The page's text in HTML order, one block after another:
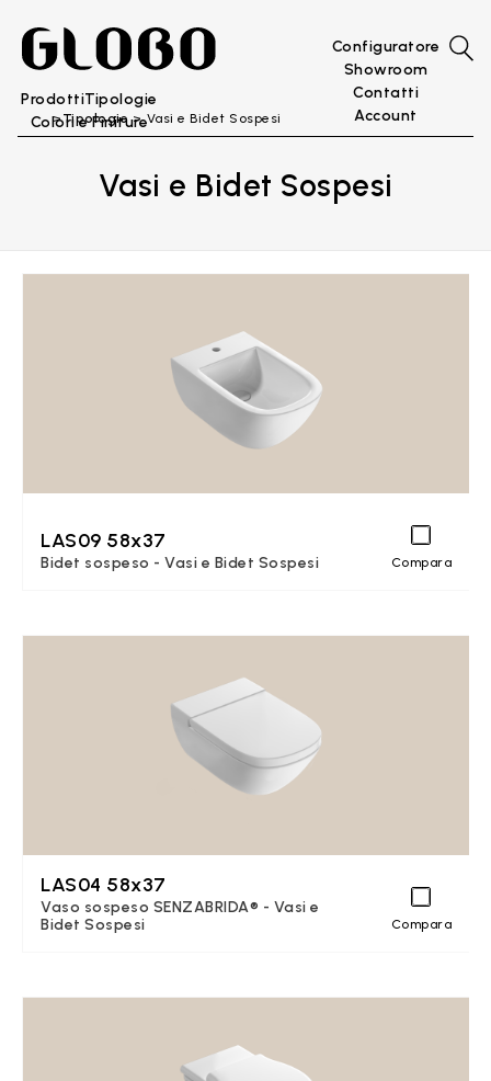
ProdottiTipologie
Colori e Finiture
Configuratore
Showroom
Contatti
Account
Tipologie Vasi e Bidet Sospesi
Vasi e Bidet Sospesi
LAS09 58x37
Bidet sospeso - Vasi e Bidet Sospesi Compara
LAS04 58x37
Vaso sospeso SENZABRIDA® - Vasi e
Bidet Sospesi
Compara